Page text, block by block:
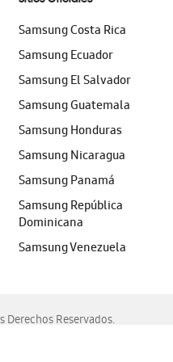
Samsung Costa Rica
Samsung Ecuador
Samsung El Salvador
Samsung Guatemala
Samsung Honduras
Samsung Nicaragua
Samsung Panamá
Samsung República
Dominicana
Samsung Venezuela
Reservados.